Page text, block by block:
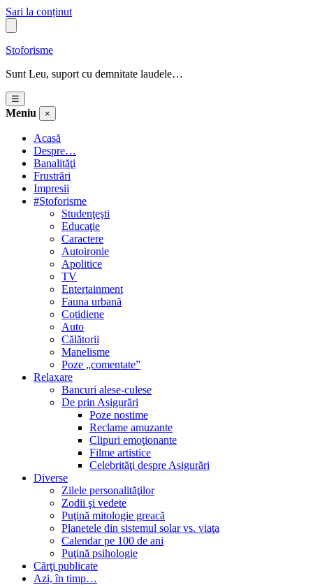
Sari la conținut
Stoforisme
Sunt Leu, suport cu demnitate laudele…
☰
Meniu ×
Acasă
Despre…
Banalităţi
Frustrări
Impresii
#Stoforisme
Studenţeşti
Educaţie
Caractere
Autoironie
Apolitice
TV
Entertainment
Fauna urbană
Cotidiene
Auto
Călătorii
Manelisme
Poze „comentate”
Relaxare
Bancuri alese-culese
De prin Asigurări
Poze nostime
Reclame amuzante
Clipuri emoţionante
Filme artistice
Celebrităţi despre Asigurări
Diverse
Zilele personalităţilor
Zodii şi vedete
Puţină mitologie greacă
Planetele din sistemul solar vs. viaţa
Calendar pe 100 de ani
Puţină psihologie
Cărţi publicate
Azi, în timp…